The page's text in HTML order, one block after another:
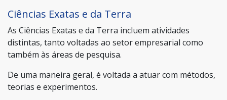
Ciências Exatas e da Terra
As Ciências Exatas e da Terra incluem atividades
distintas, tanto voltadas ao setor empresarial como
também às áreas de pesquisa.
De uma maneira geral, é voltada a atuar com métodos,
teorias e experimentos.